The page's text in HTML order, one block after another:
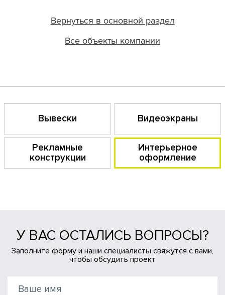
Вернуться в основной раздел
Все объекты компании
Вывески Видеоэкраны
Рекламные
конструкции
Интерьерное
оформление
У ВАС ОСТАЛИСЬ ВОПРОСЫ?
Заполните форму и наши специалисты свяжутся с вами,
чтобы обсудить проект